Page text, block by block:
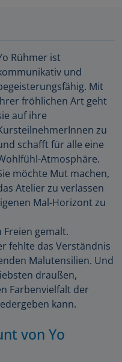
Rühmer ist
und
Mit
fröhlichen Art geht
auf ihre
zu
schafft für alle eine
Atmosphäre.
möchte Mut machen,
Atelier zu verlassen
Mal-Horizont zu
Freien gemalt.
fehlte das Verständnis
Malutensilien. Und
draußen,
Farbenvielfalt der
kann.
von Yo